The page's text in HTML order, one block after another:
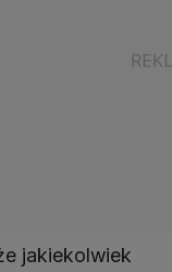
jakiekolwiek